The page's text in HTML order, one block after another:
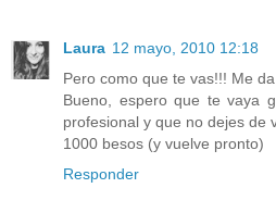
Laura 12 mayo, 2010 12:18
Pero como que te vas!!! Me da
Bueno, espero que te vaya
profesional y que no dejes de
1000 besos (y vuelve pronto)
Responder